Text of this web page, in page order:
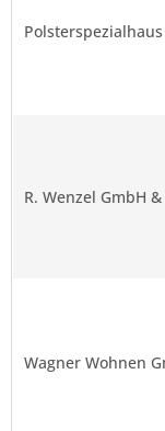
R. Wenzel GmbH &
Wagner Wohnen